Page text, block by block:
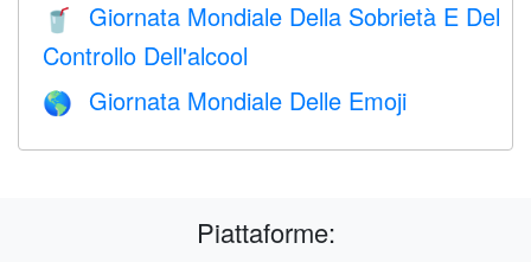
🥤
Giornata Mondiale Della Sobrietà E Del
Controllo Dell'alcool
🌎 Giornata Mondiale Delle Emoji
Piattaforme: